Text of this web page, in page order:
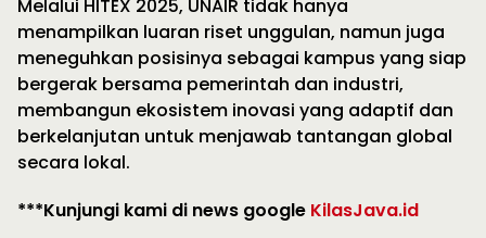
Melalui HITEX 2025, UNAIR tidak hanya
menampilkan luaran riset unggulan, namun juga
meneguhkan posisinya sebagai kampus yang siap
bergerak bersama pemerintah dan industri,
membangun ekosistem inovasi yang adaptif dan
berkelanjutan untuk menjawab tantangan global
secara lokal.
***Kunjungi kami di news google KilasJava.id